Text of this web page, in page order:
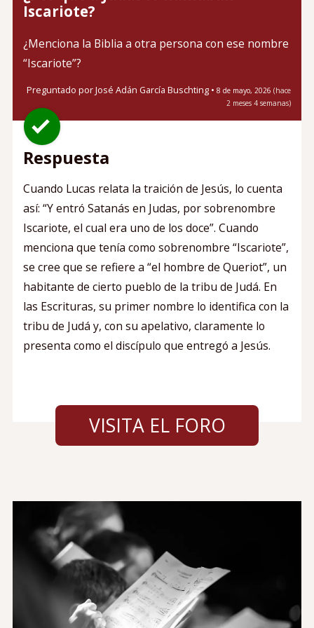
Iscariote?
¿Menciona la Biblia a otra persona con ese nombre
“Iscariote”?
Preguntado porJosé Adán García Buschting• 8 de mayo, 2026 (hace
2 meses 4 semanas)
Respuesta
Cuando Lucas relata la traición de Jesús, lo cuenta
así: “Y entró Satanás en Judas, por sobrenombre
Iscariote, el cual era uno de los doce”. Cuando
menciona que tenía como sobrenombre “Iscariote”,
se cree que se refiere a “el hombre de Queriot”, un
habitante de cierto pueblo de la tribu de Judá. En
las Escrituras, su primer nombre lo identifica con la
tribu de Judá y, con su apelativo, claramente lo
presenta como el discípulo que entregó a Jesús.
VISITA EL FORO